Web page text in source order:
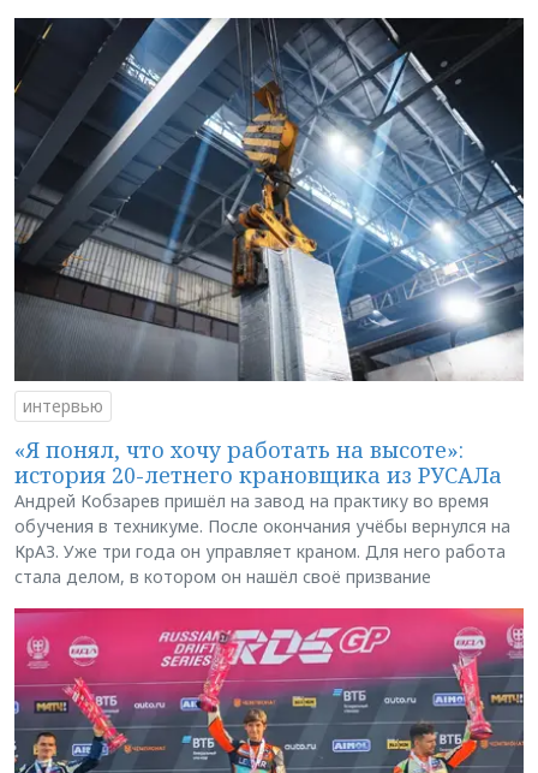
интервью
«Я понял, что хочу работать на высоте»:
история 20-летнего крановщика из РУСАЛа
Андрей Кобзарев пришёл на завод на практику во время
обучения в техникуме. После окончания учёбы вернулся на
КрАЗ. Уже три года он управляет краном. Для него работа
стала делом, в котором он нашёл своё призвание